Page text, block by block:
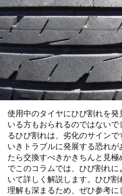
使用中のタイヤにひび割れを
いる方もおられるのではない
るひび割れは、劣化のサイン
いきトラブルに発展する恐れ
たら交換すべきかきちんと見
でこのコラムでは、ひび割れ
いて詳しく解説します。ひび
理解も深まるため、ぜひ参考に